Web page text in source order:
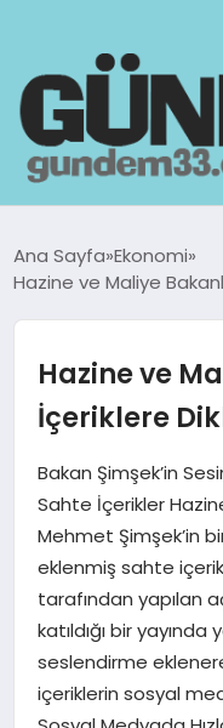
YAŞAM
SAĞLIK
TEKNOLOJI
Ana Sayfa Ekonomi
Hazine ve Maliye
Hazine ve
İçeriklere
Bakan Şimşek’in
Sahte İçerikler
Mehmet Şimşek’in
eklenmiş sahte
tarafından yapılan
katıldığı bir
seslendirme
içeriklerin sosyal